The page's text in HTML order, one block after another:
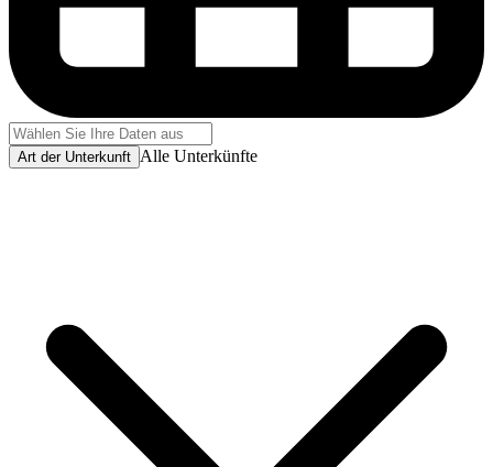
Art der Unterkunft Alle Unterkünfte